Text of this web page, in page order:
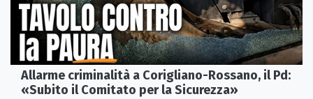
Allarme criminalità a Corigliano-Rossano, il Pd:
«Subito il Comitato per la Sicurezza»